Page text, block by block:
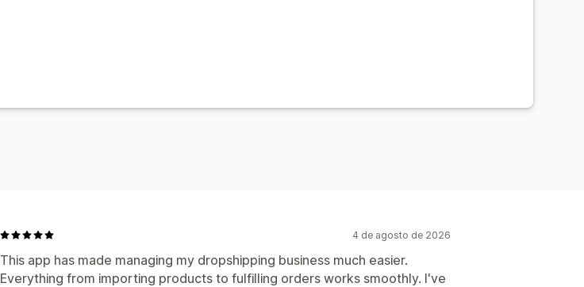
4 de agosto de 2026
This app has made managing my dropshipping business much easier.
Everything from importing products to fulfilling orders works smoothly. I've